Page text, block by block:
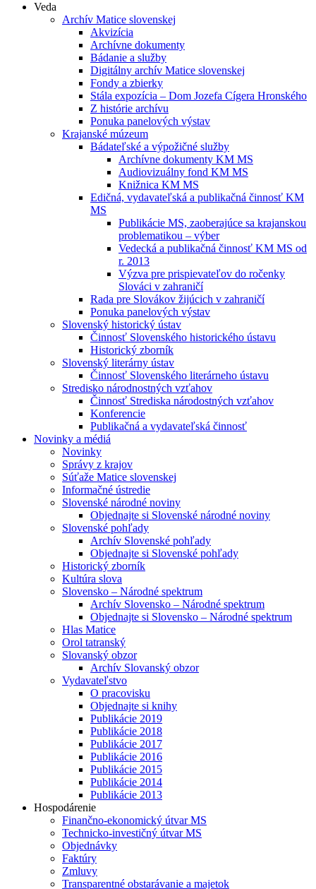
Veda
Archív Matice slovenskej
Akvizícia
Archívne dokumenty
Bádanie a služby
Digitálny archív Matice slovenskej
Fondy a zbierky
Stála expozícia – Dom Jozefa Cígera Hronského
Z histórie archívu
Ponuka panelových výstav
Krajanské múzeum
Bádateľské a výpožičné služby
Archívne dokumenty KM MS
Audiovizuálny fond KM MS
Knižnica KM MS
Edičná, vydavateľská a publikačná činnosť KM
MS
Publikácie MS, zaoberajúce sa krajanskou
problematikou – výber
Vedecká a publikačná činnosť KM MS od
r. 2013
Výzva pre prispievateľov do ročenky
Slováci v zahraničí
Rada pre Slovákov žijúcich v zahraničí
Ponuka panelových výstav
Slovenský historický ústav
Činnosť Slovenského historického ústavu
Historický zborník
Slovenský literárny ústav
Činnosť Slovenského literárneho ústavu
Stredisko národnostných vzťahov
Činnosť Strediska národostných vzťahov
Konferencie
Publikačná a vydavateľská činnosť
Novinky a médiá
Novinky
Správy z krajov
Súťaže Matice slovenskej
Informačné ústredie
Slovenské národné noviny
Objednajte si Slovenské národné noviny
Slovenské pohľady
Archív Slovenské pohľady
Objednajte si Slovenské pohľady
Historický zborník
Kultúra slova
Slovensko – Národné spektrum
Archív Slovensko – Národné spektrum
Objednajte si Slovensko – Národné spektrum
Hlas Matice
Orol tatranský
Slovanský obzor
Archív Slovanský obzor
Vydavateľstvo
O pracovisku
Objednajte si knihy
Publikácie 2019
Publikácie 2018
Publikácie 2017
Publikácie 2016
Publikácie 2015
Publikácie 2014
Publikácie 2013
Hospodárenie
Finančno-ekonomický útvar MS
Technicko-investičný útvar MS
Objednávky
Faktúry
Zmluvy
Transparentné obstarávanie a majetok